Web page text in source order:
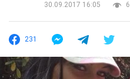
30.09.2017 16:05
231